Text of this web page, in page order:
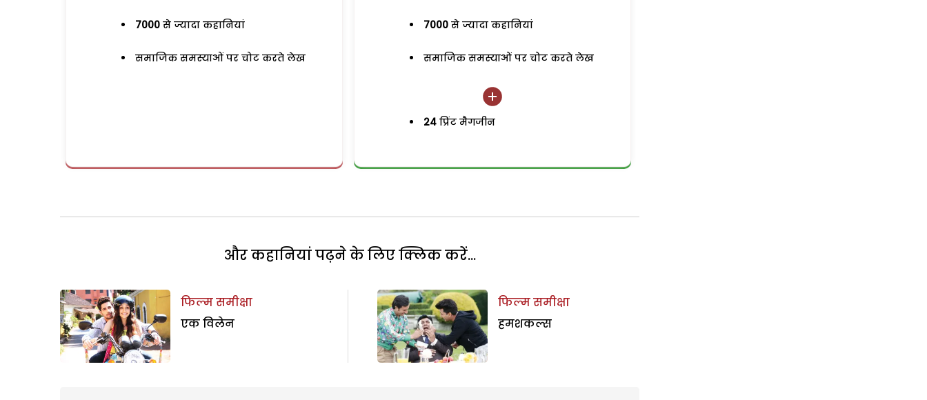
7000 से ज्यादा कहानियां
समाजिक समस्याओं पर चोट करते लेख
7000 से ज्यादा कहानियां
समाजिक समस्याओं पर चोट करते लेख
24 प्रिंट मैगजीन
और कहानियां पढ़ने के लिए क्लिक करें...
फिल्म समीक्षा
एक विलेन
फिल्म समीक्षा
हमशकल्स